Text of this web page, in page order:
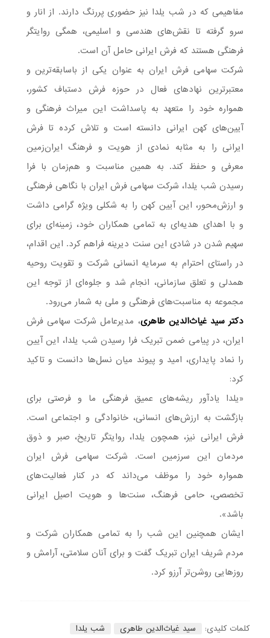
مفاهیمی که در شب یلدا نیز حضوری پررنگ دارند. از انار و
سرو گرفته تا نقش‌های هندسی و اسلیمی، همگی روایتگر
فرهنگی هستند که فرش ایرانی حامل آن است.
شرکت سهامی فرش ایران به عنوان یکی از باسابقه‌ترین و
معتبرترین نهادهای فعال در حوزه فرش دستباف کشور،
همواره خود را متعهد به پاسداشت این میراث فرهنگی و
آیین‌های کهن ایرانی دانسته است و تلاش کرده تا فرش
ایرانی را به مثابه نمادی از هویت و فرهنگ ایران‌زمین
معرفی و حفظ کند. به همین مناسبت و هم‌زمان با فرا
رسیدن شب یلدا، شرکت سهامی فرش ایران با نگاهی فرهنگی
و ارزش‌محور، این آیین کهن را به شکلی ویژه گرامی داشت
و با اهدای هدیه‌ای به تمامی همکاران خود، زمینه‌ای برای
سهیم شدن در شادی این سنت دیرینه فراهم کرد. این اقدام،
در راستای احترام به سرمایه انسانی شرکت و تقویت روحیه
همدلی و تعلق سازمانی، انجام شد و جلوه‌ای از توجه این
مجموعه به مناسبت‌های فرهنگی و ملی به شمار می‌رود.
دکتر سید غیاث‌الدین طاهری، مدیرعامل شرکت سهامی فرش
ایران، در پیامی ضمن تبریک فرا رسیدن شب یلدا، این آیین
را نماد پایداری، امید و پیوند میان نسل‌ها دانست و تاکید
کرد:
«یلدا یادآور ریشه‌های عمیق فرهنگی ما و فرصتی برای
بازگشت به ارزش‌های انسانی، خانوادگی و اجتماعی است.
فرش ایرانی نیز، همچون یلدا، روایتگر تاریخ، صبر و ذوق
مردمان این سرزمین است. شرکت سهامی فرش ایران
همواره خود را موظف می‌داند که در کنار فعالیت‌های
تخصصی، حامی فرهنگ، سنت‌ها و هویت اصیل ایرانی
باشد».
ایشان همچنین این شب را به تمامی همکاران شرکت و
مردم شریف ایران تبریک گفت و برای آنان سلامتی، آرامش و
روزهایی روشن‌تر آرزو کرد.
کلمات کلیدی: سید غیاث‌الدین طاهری شب یلدا